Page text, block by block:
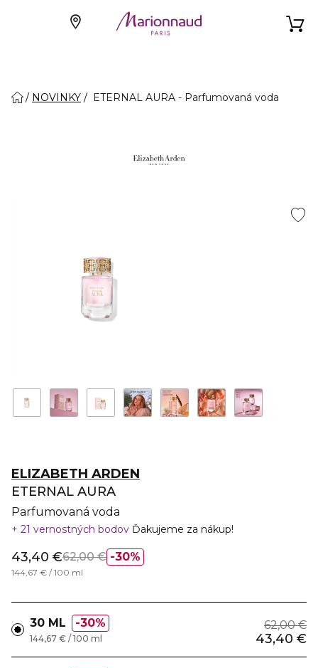
NOVINKY ETERNAL AURA - Parfumovaná voda
ELIZABETH ARDEN
ETERNAL AURA
Parfumovaná voda
21 vernostných bodov Ďakujeme za nákup!
30%
43,40 €62,00 €
144,67 € / 100 ml
30 ML 30% 62,00 €
43,40 €
144,67 € / 100 ml